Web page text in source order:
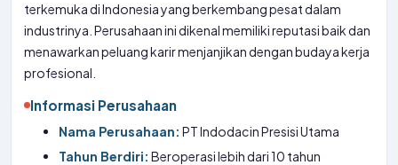
terkemuka di Indonesia yang berkembang pesat dalam
industrinya. Perusahaan ini dikenal memiliki reputasi baik dan
menawarkan peluang karir menjanjikan dengan budaya kerja
profesional.
Informasi Perusahaan
Nama Perusahaan: PT Indodacin Presisi Utama
Tahun Berdiri: Beroperasi lebih dari 10 tahun